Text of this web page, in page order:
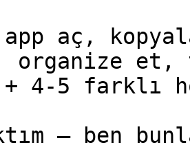
app aç,
organize et,
4-5 farklı
— ben